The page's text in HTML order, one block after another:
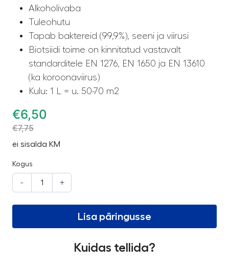
Alkoholivaba
Tuleohutu
Tapab baktereid (99,9%), seeni ja viirusi
Biotsiidi toime on kinnitatud vastavalt
standarditele EN 1276, EN 1650 ja EN 13610
(ka koroonaviirus)
Kulu: 1 L = u. 50-70 m2
€6,50
€7,75
ei sisalda KM
Kogus
- +
Lisa päringusse
Kuidas tellida?